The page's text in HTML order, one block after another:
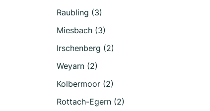
Raubling (3)
Miesbach (3)
Irschenberg (2)
Weyarn (2)
Kolbermoor (2)
Rottach-Egern (2)